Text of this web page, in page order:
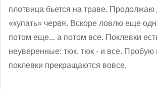
плотвица бьется на траве.
«купать» червя. Вскоре ловлю еще
потом еще... а потом все. Поклевки
неуверенные: тюк, тюк - и все. Пробую
поклевки прекращаются вовсе.